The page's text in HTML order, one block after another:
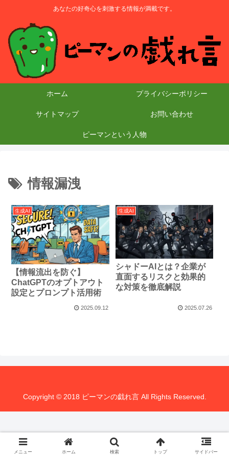
あなたの好奇心を刺激する情報が満載です。
ホーム プライバシーポリシー
サイトマップ お問い合わせ
ピーマンという人物
情報漏洩
生成AI
【情報流出を防ぐ】
ChatGPTのオプトアウト
設定とプロンプト活用術
2025.09.12
生成AI
シャドーAIとは？企業が
直面するリスクと効果的
な対策を徹底解説
2025.07.26
Copyright © 2018 ピーマンの戯れ言 All Rights Reserved.
メニュー ホーム 検索 トップ サイドバー